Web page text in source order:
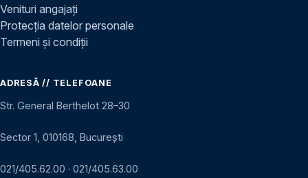
Venituri angajați
Protecția datelor personale
Termeni și condiții
ADRESĂ // TELEFOANE
Str. General Berthelot 28–30
Sector 1, 010168, București
021/405.62.00 · 021/405.63.00